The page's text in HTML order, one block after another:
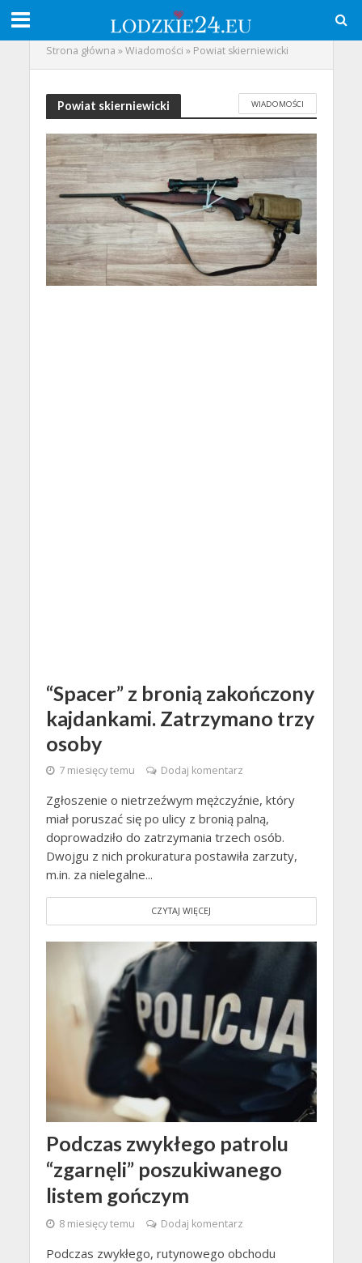
Strona główna »Wiadomości » Powiat skierniewicki
Powiat skierniewicki WIADOMOŚCI
“Spacer” z bronią zakończony
kajdankami. Zatrzymano trzy
osoby
7 miesięcy temu Dodaj komentarz
Zgłoszenie o nietrzeźwym mężczyźnie, który
miał poruszać się po ulicy z bronią palną,
doprowadziło do zatrzymania trzech osób.
Dwojgu z nich prokuratura postawiła zarzuty,
m.in. za nielegalne...
CZYTAJ WIĘCEJ
Podczas zwykłego patrolu
“zgarnęli” poszukiwanego
listem gończym
8 miesięcy temu Dodaj komentarz
Podczas zwykłego, rutynowego obchodu